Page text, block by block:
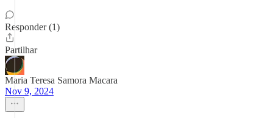
Responder (1)
Partilhar
Maria Teresa Samora Macara
Nov 9, 2024